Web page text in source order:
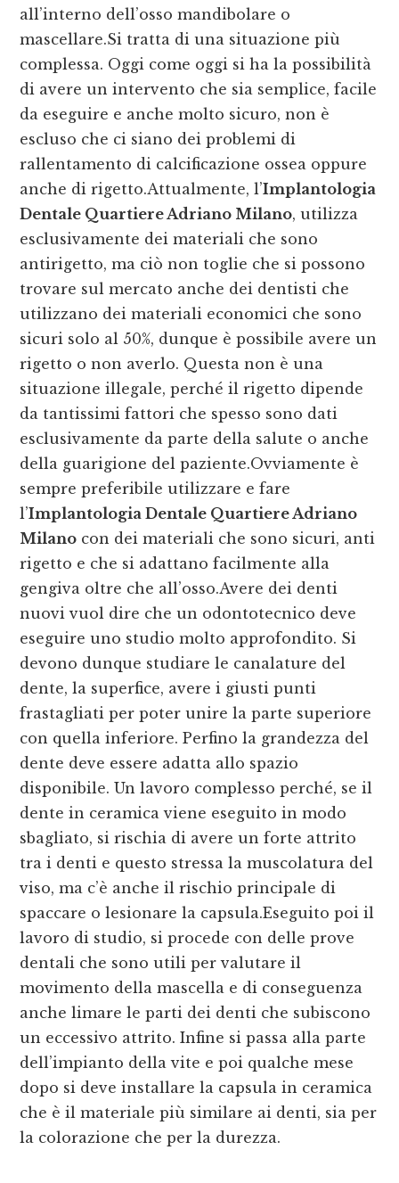
all’interno dell’osso mandibolare o
mascellare.Si tratta di una situazione più
complessa. Oggi come oggi si ha la possibilità
di avere un intervento che sia semplice, facile
da eseguire e anche molto sicuro, non è
escluso che ci siano dei problemi di
rallentamento di calcificazione ossea oppure
anche di rigetto.Attualmente, l’Implantologia
Dentale Quartiere Adriano Milano, utilizza
esclusivamente dei materiali che sono
antirigetto, ma ciò non toglie che si possono
trovare sul mercato anche dei dentisti che
utilizzano dei materiali economici che sono
sicuri solo al 50%, dunque è possibile avere un
rigetto o non averlo. Questa non è una
situazione illegale, perché il rigetto dipende
da tantissimi fattori che spesso sono dati
esclusivamente da parte della salute o anche
della guarigione del paziente.Ovviamente è
sempre preferibile utilizzare e fare
l’Implantologia Dentale Quartiere Adriano
Milano con dei materiali che sono sicuri, anti
rigetto e che si adattano facilmente alla
gengiva oltre che all’osso.Avere dei denti
nuovi vuol dire che un odontotecnico deve
eseguire uno studio molto approfondito. Si
devono dunque studiare le canalature del
dente, la superfice, avere i giusti punti
frastagliati per poter unire la parte superiore
con quella inferiore. Perfino la grandezza del
dente deve essere adatta allo spazio
disponibile. Un lavoro complesso perché, se il
dente in ceramica viene eseguito in modo
sbagliato, si rischia di avere un forte attrito
tra i denti e questo stressa la muscolatura del
viso, ma c’è anche il rischio principale di
spaccare o lesionare la capsula.Eseguito poi il
lavoro di studio, si procede con delle prove
dentali che sono utili per valutare il
movimento della mascella e di conseguenza
anche limare le parti dei denti che subiscono
un eccessivo attrito. Infine si passa alla parte
dell’impianto della vite e poi qualche mese
dopo si deve installare la capsula in ceramica
che è il materiale più similare ai denti, sia per
la colorazione che per la durezza.